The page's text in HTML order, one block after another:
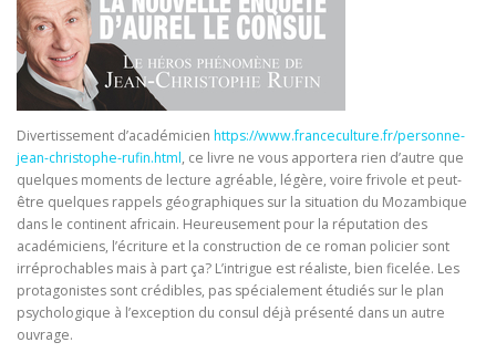
Divertissement d’académicien https://www.franceculture.fr/personne-
jean-christophe-rufin.html, ce livre ne vous apportera rien d’autre que
quelques moments de lecture agréable, légère, voire frivole et peut-
être quelques rappels géographiques sur la situation du Mozambique
dans le continent africain. Heureusement pour la réputation des
académiciens, l’écriture et la construction de ce roman policier sont
irréprochables mais à part ça? L’intrigue est réaliste, bien ficelée. Les
protagonistes sont crédibles, pas spécialement étudiés sur le plan
psychologique à l’exception du consul déjà présenté dans un autre
ouvrage.